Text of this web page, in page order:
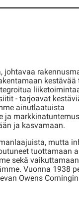
johtavaa
kestävää
- tarjoavat
ainutlaatuista
ja
ja kasvamaan.
mutta
tuottamaan
sekä
Vuonna 1938
Owens